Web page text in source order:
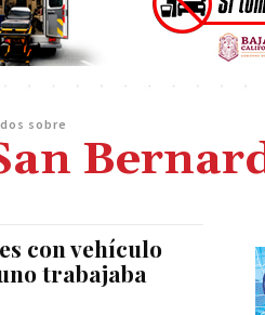
sobre
con vehículo
trabajaba